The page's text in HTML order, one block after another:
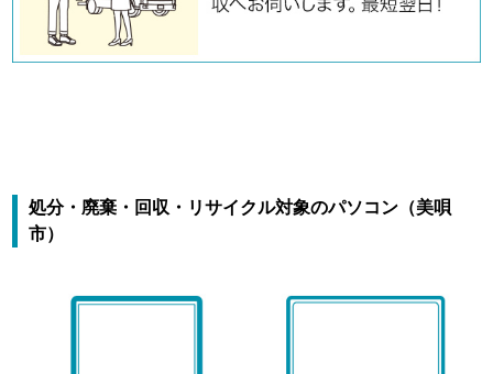
処分・廃棄・回収・リサイクル対象のパソコン（美唄
市）